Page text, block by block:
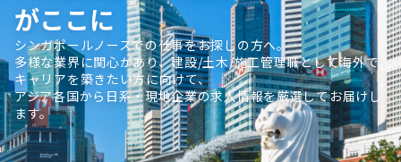
がここに
シンガポールノースでの仕事をお探しの方へ。
多様な業界に関心があり、建設/土木/施工管理職として海外で
キャリアを築きたい方に向けて、
アジア各国から日系・現地企業の求人情報を厳選してお届けし
ます。